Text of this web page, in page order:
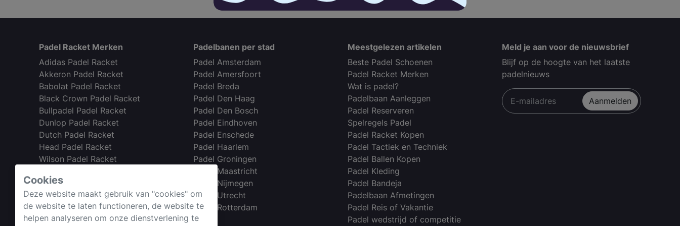
Cookies
Deze website maakt gebruik van "cookies" om
de website te laten functioneren, de website te
helpen analyseren om onze dienstverlening te
Padel Racket Merken
Adidas Padel Racket
Akkeron Padel Racket
Babolat Padel Racket
Black Crown Padel Racket
Bullpadel Padel Racket
Dunlop Padel Racket
Dutch Padel Racket
Head Padel Racket
Wilson Padel Racket
Starvie Padel Racket
Webshop →
Padelbanen per stad
Padel Amsterdam
Padel Amersfoort
Padel Breda
Padel Den Haag
Padel Den Bosch
Padel Eindhoven
Padel Enschede
Padel Haarlem
Padel Groningen
Padel Maastricht
Padel Nijmegen
Padel Utrecht
Padel Rotterdam
Meestgelezen artikelen
Beste Padel Schoenen
Padel Racket Merken
Wat is padel?
Padelbaan Aanleggen
Padel Reserveren
Spelregels Padel
Padel Racket Kopen
Padel Tactiek en Techniek
Padel Ballen Kopen
Padel Kleding
Padel Bandeja
Padelbaan Afmetingen
Padel Reis of Vakantie
Padel wedstrijd of competitie
Meld je aan voor de nieuwsbrief
Blijf op de hoogte van het laatste
padelnieuws
Aanmelden